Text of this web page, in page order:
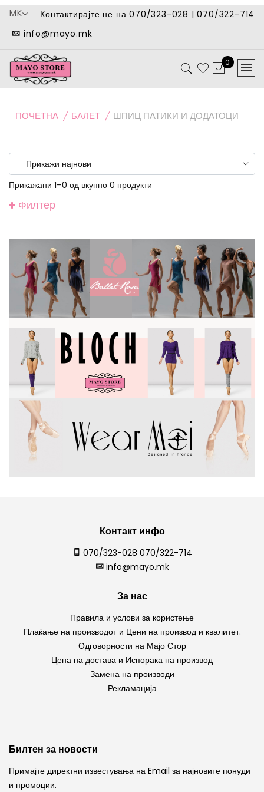
MK
Контактирајте не на 070/323-028 | 070/322-714
info@mayo.mk
0
ПОЧЕТНА БАЛЕТ ШПИЦ ПАТИКИ И ДОДАТОЦИ
Прикажани 1–0 од вкупно 0 продукти
Филтер
Контакт инфо
070/323-028 070/322-714
info@mayo.mk
За нас
Правила и услови за користење
Плаќање на производот и Цени на производ и квалитет.
Одговорности на Мајо Стор
Цена на достава и Испорака на производ
Замена на производи
Рекламација
Билтен за новости
Примајте директни известувања на Email за најновите понуди
и промоции.